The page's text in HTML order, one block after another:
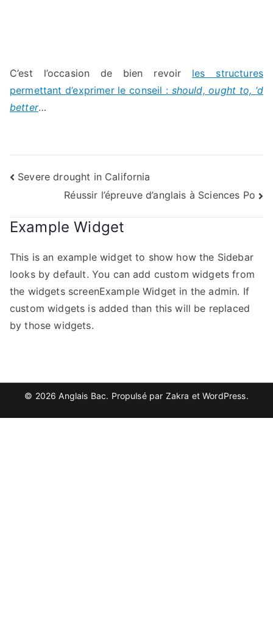
C’est l’occasion de bien revoir les structures
permettant d’exprimer le conseil : should, ought to, ‘d
better…
Navigation
l’article
Severe drought in California
Réussir l’épreuve d’anglais à Sciences Po
Example Widget
This is an example widget to show how the Sidebar
looks by default. You can add custom widgets from
the widgets screenExample Widget in the admin. If
custom widgets is added than this will be replaced
by those widgets.
© 2026Anglais Bac. Propulsé par Zakra etWordPress.